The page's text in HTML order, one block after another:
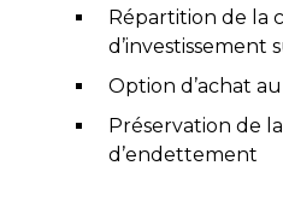
Répartition de la
d’investissement
Option d’achat
Préservation de
d’endettement